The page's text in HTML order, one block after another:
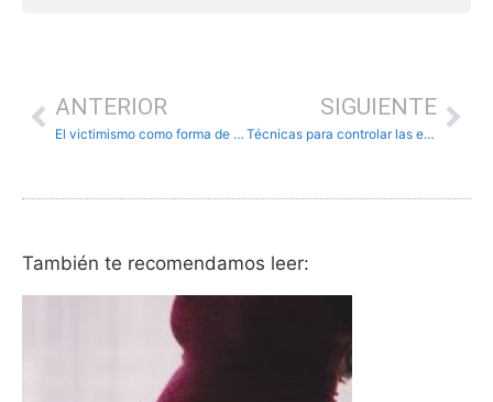
ANTERIOR
El victimismo como forma de ser
SIGUIENTE
Técnicas para controlar las emociones
También te recomendamos leer: